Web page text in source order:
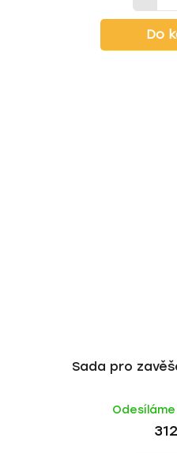
Do
Sada pro